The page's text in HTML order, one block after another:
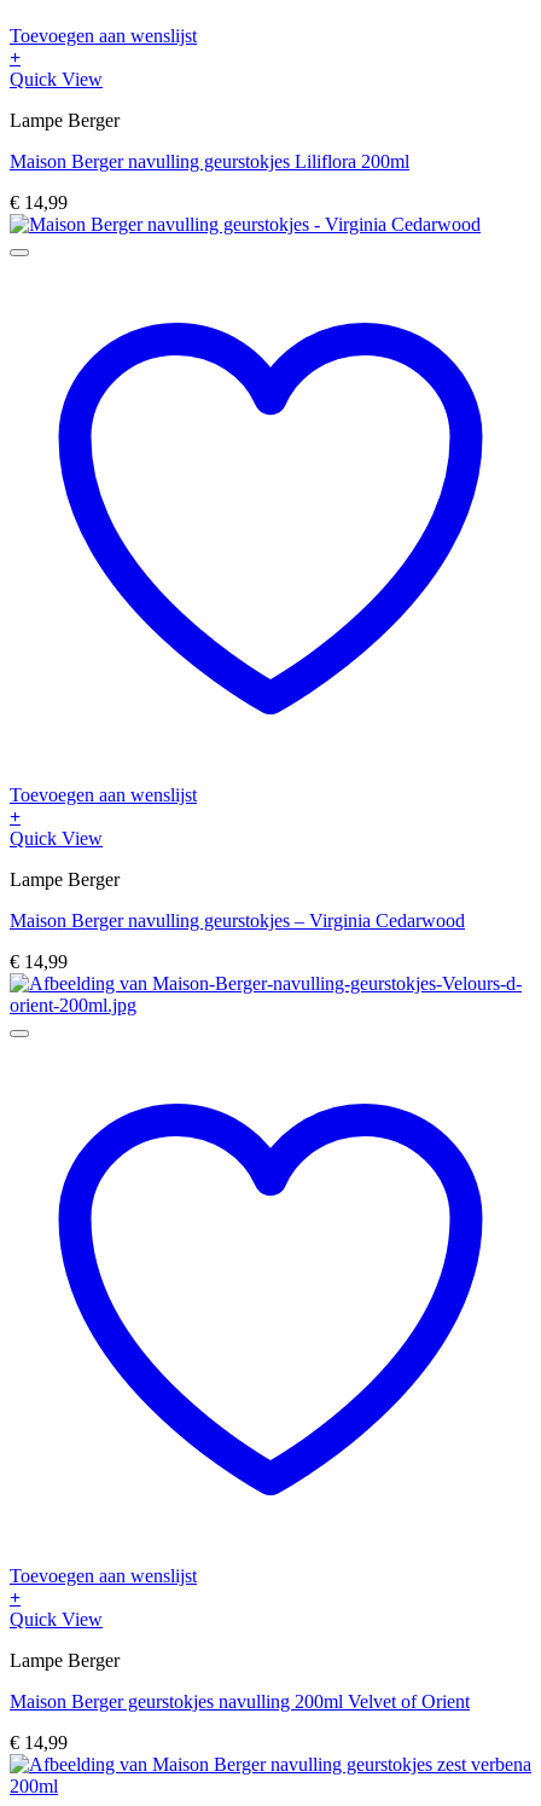
Toevoegen aan wenslijst
+
Quick View
Lampe Berger
Maison Berger navulling geurstokjes Liliflora 200ml
€ 14,99
Toevoegen aan wenslijst
+
Quick View
Lampe Berger
Maison Berger navulling geurstokjes – Virginia Cedarwood
€ 14,99
Toevoegen aan wenslijst
+
Quick View
Lampe Berger
Maison Berger geurstokjes navulling 200ml Velvet of Orient
€ 14,99